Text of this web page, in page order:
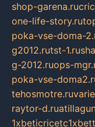
shop-garena.ru
one-life-story.ru
poka-vse-doma-
g2012.rutst-1.ru
g-2012.ruops-
poka-vse-
tehosmotre.ru
raytor-d.ru